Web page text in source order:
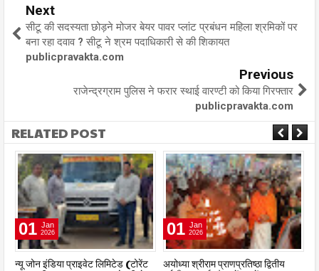
Next
सीटू की सदस्यता छोड़ने मोजर बेयर पावर प्लांट प्रबंधन महिला श्रमिकों पर
बना रहा दवाव ? सीटू ने श्रम पदाधिकारी से की शिकायत
publicpravakta.com
Previous
राजेन्द्रग्राम पुलिस ने फरार स्थाई वारण्टी को किया गिरफ्तार
publicpravakta.com
RELATED POST
01 Jan
2026
न्यू जोन इंडिया प्राइवेट लिमिटेड (टोरेंट
01 Jan
2026
अयोध्या श्रीराम प्राणप्रतिष्ठा द्वितीय